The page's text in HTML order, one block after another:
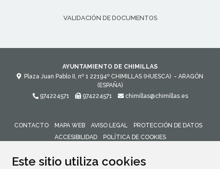
Este sitio utiliza cookies
VALIDACIÓN DE DOCUMENTOS
AYUNTAMIENTO DE CHIMILLAS
Plaza Juan Pablo II, nº 1 22194º CHIMILLAS (HUESCA) - ARAGÓN
(ESPAÑA)
974224571
974224571 chimillas@chimillas.es
CONTACTO MAPA WEB AVISO LEGAL
PROTECCIÓN DE DATOS
ACCESIBILIDAD
POLÍTICA DE COOKIES